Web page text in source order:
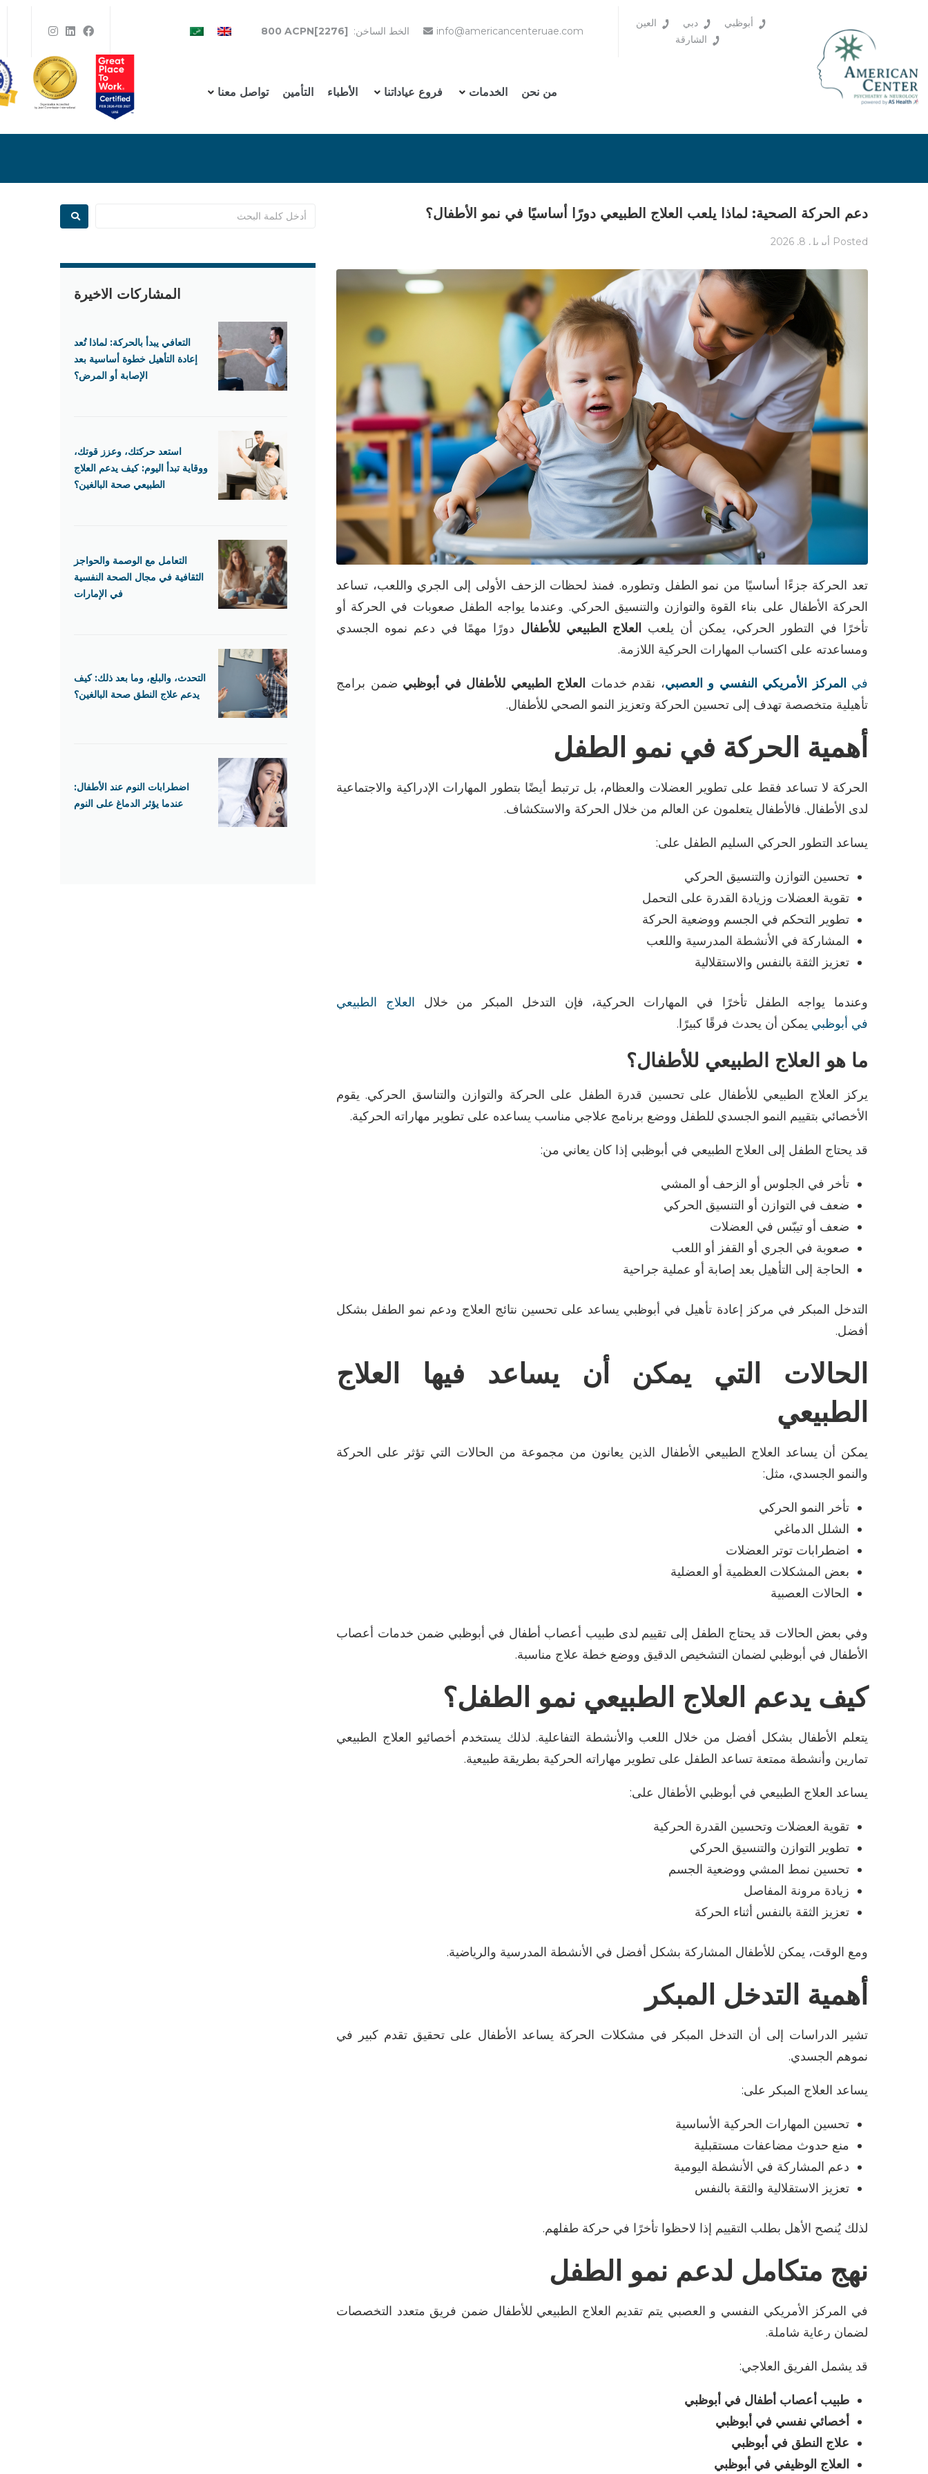
أبوظبي دبي
العين
الشارقة
info@americancenteruae.com الخط الساخن:800 ACPN[2276]
من نحن الخدمات فروع عياداتنا الأطباء التأمين تواصل معنا
دعم الحركة الصحية: لماذا يلعب العلاج الطبيعي دورًا أساسيًا في نمو الأطفال؟
Posted أبريل 8, 2026
تعد الحركة جزءًا أساسيًا من نمو الطفل وتطوره. فمنذ لحظات الزحف الأولى إلى الجري واللعب، تساعد
الحركة الأطفال على بناء القوة والتوازن والتنسيق الحركي. وعندما يواجه الطفل صعوبات في الحركة أو
تأخرًا في التطور الحركي، يمكن أن يلعب
العلاج الطبيعي للأطفال دورًا مهمًا في دعم نموه الجسدي
ومساعدته على اكتساب المهارات الحركية اللازمة.
في المركز الأمريكي النفسي و العصبي، نقدم خدمات العلاج الطبيعي للأطفال في أبوظبي ضمن برامج
تأهيلية متخصصة تهدف إلى تحسين الحركة وتعزيز النمو الصحي للأطفال.
أهمية الحركة في نمو الطفل
الحركة لا تساعد فقط على تطوير العضلات والعظام، بل ترتبط أيضًا بتطور المهارات الإدراكية والاجتماعية
لدى الأطفال. فالأطفال يتعلمون عن العالم من خلال الحركة والاستكشاف.
يساعد التطور الحركي السليم الطفل على:
تحسين التوازن والتنسيق الحركي
تقوية العضلات وزيادة القدرة على التحمل
تطوير التحكم في الجسم ووضعية الحركة
المشاركة في الأنشطة المدرسية واللعب
تعزيز الثقة بالنفس والاستقلالية
وعندما يواجه الطفل تأخرًا في المهارات الحركية، فإن التدخل المبكر من خلال العلاج الطبيعي
في أبوظبي يمكن أن يحدث فرقًا كبيرًا.
ما هو العلاج الطبيعي للأطفال؟
يركز العلاج الطبيعي للأطفال على تحسين قدرة الطفل على الحركة والتوازن والتناسق الحركي. يقوم
الأخصائي بتقييم النمو الجسدي للطفل ووضع برنامج علاجي مناسب يساعده على تطوير مهاراته الحركية.
قد يحتاج الطفل إلى العلاج الطبيعي في أبوظبي إذا كان يعاني من:
تأخر في الجلوس أو الزحف أو المشي
ضعف في التوازن أو التنسيق الحركي
ضعف أو تيبّس في العضلات
صعوبة في الجري أو القفز أو اللعب
الحاجة إلى التأهيل بعد إصابة أو عملية جراحية
التدخل المبكر في مركز إعادة تأهيل في أبوظبي يساعد على تحسين نتائج العلاج ودعم نمو الطفل بشكل
أفضل.
الحالات التي يمكن أن يساعد فيها العلاج
الطبيعي
يمكن أن يساعد العلاج الطبيعي الأطفال الذين يعانون من مجموعة من الحالات التي تؤثر على الحركة
والنمو الجسدي، مثل:
تأخر النمو الحركي
الشلل الدماغي
اضطرابات توتر العضلات
بعض المشكلات العظمية أو العضلية
الحالات العصبية
وفي بعض الحالات قد يحتاج الطفل إلى تقييم لدى طبيب أعصاب أطفال في أبوظبي ضمن خدمات أعصاب
الأطفال في أبوظبي لضمان التشخيص الدقيق ووضع خطة علاج مناسبة.
كيف يدعم العلاج الطبيعي نمو الطفل؟
يتعلم الأطفال بشكل أفضل من خلال اللعب والأنشطة التفاعلية. لذلك يستخدم أخصائيو العلاج الطبيعي
تمارين وأنشطة ممتعة تساعد الطفل على تطوير مهاراته الحركية بطريقة طبيعية.
يساعد العلاج الطبيعي في أبوظبي الأطفال على:
تقوية العضلات وتحسين القدرة الحركية
تطوير التوازن والتنسيق الحركي
تحسين نمط المشي ووضعية الجسم
زيادة مرونة المفاصل
تعزيز الثقة بالنفس أثناء الحركة
ومع الوقت، يمكن للأطفال المشاركة بشكل أفضل في الأنشطة المدرسية والرياضية.
أهمية التدخل المبكر
تشير الدراسات إلى أن التدخل المبكر في مشكلات الحركة يساعد الأطفال على تحقيق تقدم كبير في
نموهم الجسدي.
يساعد العلاج المبكر على:
تحسين المهارات الحركية الأساسية
منع حدوث مضاعفات مستقبلية
دعم المشاركة في الأنشطة اليومية
تعزيز الاستقلالية والثقة بالنفس
لذلك يُنصح الأهل بطلب التقييم إذا لاحظوا تأخرًا في حركة طفلهم.
نهج متكامل لدعم نمو الطفل
في المركز الأمريكي النفسي و العصبي يتم تقديم العلاج الطبيعي للأطفال ضمن فريق متعدد التخصصات
لضمان رعاية شاملة.
قد يشمل الفريق العلاجي:
طبيب أعصاب أطفال في أبوظبي
أخصائي نفسي في أبوظبي
علاج النطق في أبوظبي
العلاج الوظيفي في أبوظبي
المشاركات الاخيرة
التعافي يبدأ بالحركة: لماذا تُعد
إعادة التأهيل خطوة أساسية بعد
الإصابة أو المرض؟
استعد حركتك، وعزز قوتك،
ووقاية تبدأ اليوم: كيف يدعم العلاج
الطبيعي صحة البالغين؟
التعامل مع الوصمة والحواجز
الثقافية في مجال الصحة النفسية
في الإمارات
التحدث، والبلع، وما بعد ذلك: كيف
يدعم علاج النطق صحة البالغين؟
اضطرابات النوم عند الأطفال:
عندما يؤثر الدماغ على النوم